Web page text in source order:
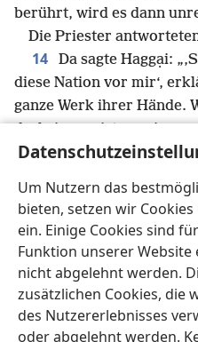
Um Nutzern das
bieten, setzen wir
ein. Einige Cookies sind
Funktion unserer
nicht abgelehnt werden.
zusätzlichen Cookies, die
des Nutzererlebnisses
oder abgelehnt werden.
berührt, wird es dann
Die Priester
14
Da sagte Haggại:
diese Nation vor mir‘,
ganze Werk ihrer Hände.
darbringen, ist unrein.‘
15 ‚Doch richtet nun
auf den anderen gesetzt
da? Wenn jemand zu
20 Maß erwartete, waren
Weinkelter, um 50 Maß
nur 20 da.
17 Ich
Werk eurer Hände – mit
und Hagel, doch keiner